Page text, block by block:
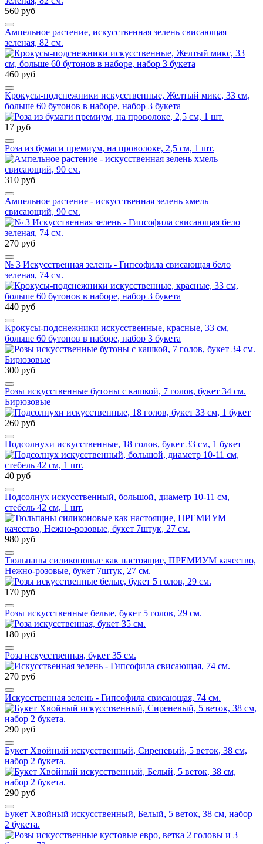
560 руб
Ампельное растение, искусственная зелень свисающая
зеленая, 82 см.
460 руб
Крокусы-подснежники искусственные, Желтый микс, 33 см,
больше 60 бутонов в наборе, набор 3 букета
17 руб
Роза из бумаги премиум, на проволоке, 2,5 см, 1 шт.
310 руб
Ампельное растение - искусственная зелень хмель
свисающий, 90 см.
270 руб
№ 3 Искусственная зелень - Гипсофила свисающая бело
зеленая, 74 см.
440 руб
Крокусы-подснежники искусственные, красные, 33 см,
больше 60 бутонов в наборе, набор 3 букета
300 руб
Розы искусственные бутоны с кашкой, 7 голов, букет 34 см.
Бирюзовые
260 руб
Подсолнухи искусственные, 18 голов, букет 33 см, 1 букет
40 руб
Подсолнух искусственный, большой, диаметр 10-11 см,
стебель 42 см, 1 шт.
980 руб
Тюльпаны силиконовые как настоящие, ПРЕМИУМ качество,
Нежно-розовые, букет 7штук, 27 см.
170 руб
Розы искусственные белые, букет 5 голов, 29 см.
180 руб
Роза искусственная, букет 35 см.
270 руб
Искусственная зелень - Гипсофила свисающая, 74 см.
290 руб
Букет Хвойный искусственный, Сиреневый, 5 веток, 38 см,
набор 2 букета.
290 руб
Букет Хвойный искусственный, Белый, 5 веток, 38 см, набор
2 букета.